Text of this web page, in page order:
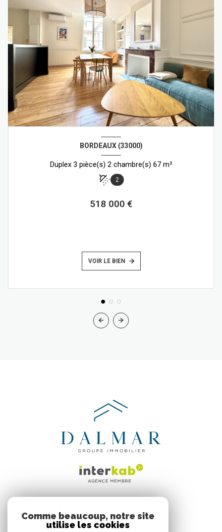
BORDEAUX (33000)
Duplex 3 pièce(s) 2 chambre(s) 67 m²
2
518 000 €
VOIR LE BIEN
46 Cours de Verdun
33000Bordeaux
Comme beaucoup, notre site
utilise les cookies